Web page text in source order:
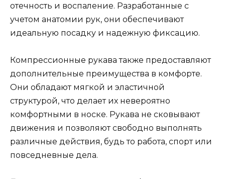
отечность и воспаление. Разработанные с
учетом анатомии рук, они обеспечивают
идеальную посадку и надежную фиксацию.
Компрессионные рукава также предоставляют
дополнительные преимущества в комфорте.
Они обладают мягкой и эластичной
структурой, что делает их невероятно
комфортными в носке. Рукава не сковывают
движения и позволяют свободно выполнять
различные действия, будь то работа, спорт или
повседневные дела.